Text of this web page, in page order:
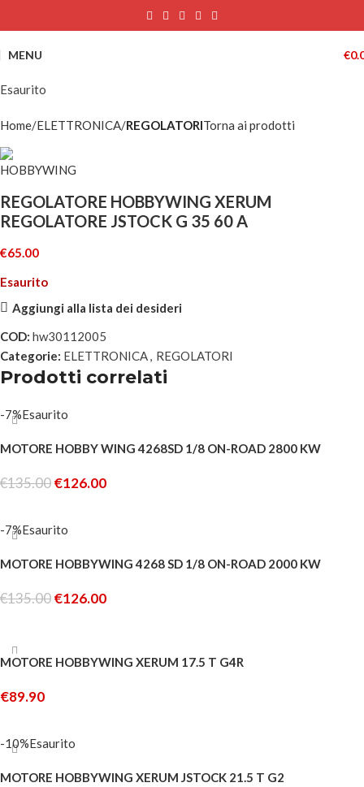
MENU €
Esaurito
Home ELETTRONICA REGOLATORITorna ai prodotti
REGOLATORE HOBBYWING XERUM
REGOLATORE JSTOCK G 35 60 A
€65.00
Esaurito
Aggiungi alla lista dei desideri
COD: hw30112005
Categorie: ELETTRONICA, REGOLATORI
Prodotti correlati
-7%Esaurito
MOTORE HOBBY WING 4268SD 1/8 ON-ROAD 2800 KW
€135.00€126.00
-7%Esaurito
MOTORE HOBBYWING 4268 SD 1/8 ON-ROAD 2000 KW
€135.00€126.00
MOTORE HOBBYWING XERUM 17.5 T G4R
€89.90
-10%Esaurito
MOTORE HOBBYWING XERUM JSTOCK 21.5 T G2